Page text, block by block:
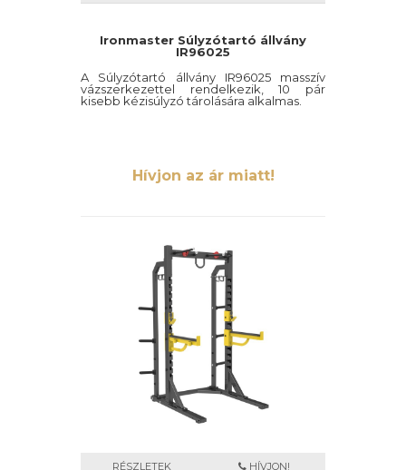
Ironmaster Súlyzótartó állvány
IR96025
A Súlyzótartó állvány IR96025 masszív
vázszerkezettel rendelkezik, 10 pár
kisebb kézisúlyzó tárolására alkalmas.
Hívjon az ár miatt!
RÉSZLETEK HÍVJON!